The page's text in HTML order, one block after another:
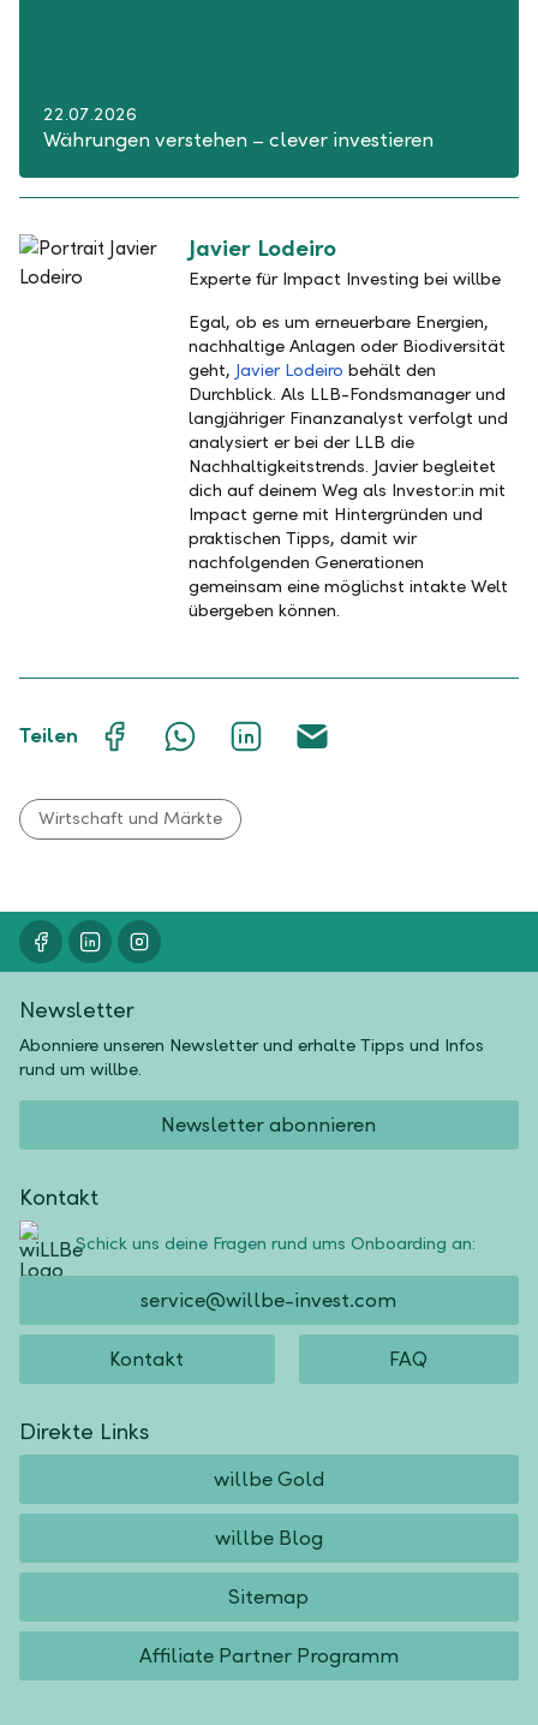
22.07.2026
Währungen verstehen – clever investieren
Javier Lodeiro
Experte für Impact Investing bei willbe
Egal, ob es um erneuerbare Energien,
nachhaltige Anlagen oder Biodiversität
geht, Javier Lodeiro behält den
Durchblick. Als LLB-Fondsmanager und
langjähriger Finanzanalyst verfolgt und
analysiert er bei der LLB die
Nachhaltigkeitstrends. Javier begleitet
dich auf deinem Weg als Investor:in mit
Impact gerne mit Hintergründen und
praktischen Tipps, damit wir
nachfolgenden Generationen
gemeinsam eine möglichst intakte Welt
übergeben können.
Teilen
Facebook WhatsAppLinkedIn
Wirtschaft und Märkte
Newsletter
Abonniere unseren Newsletter und erhalte Tipps und Infos
rund um willbe.
Newsletter abonnieren
Kontakt
Schick uns deine Fragen rund ums Onboarding an:
service@willbe-invest.com
Kontakt FAQ
Direkte Links
willbe Gold
willbe Blog
Sitemap
Affiliate Partner Programm